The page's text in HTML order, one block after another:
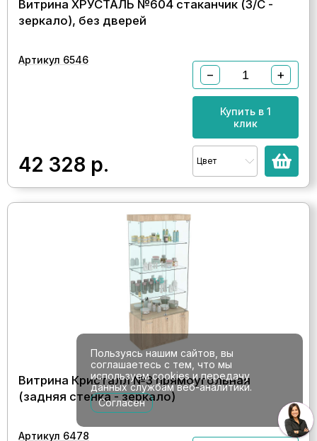
Витрина ХРУСТАЛЬ №604 стаканчик (З/C -
зеркало), без дверей
Артикул 6546
42 328 р.
− +
Купить в 1
клик
Цвет
Витрина Кристалл №3 прямоугольная
(задняя стенка - зеркало)
Артикул 6478
Пользуясь нашим сайтов, вы
соглашаетесь с тем, что мы
используем cookies и передачу
данных службам веб-аналитики.
Согласен